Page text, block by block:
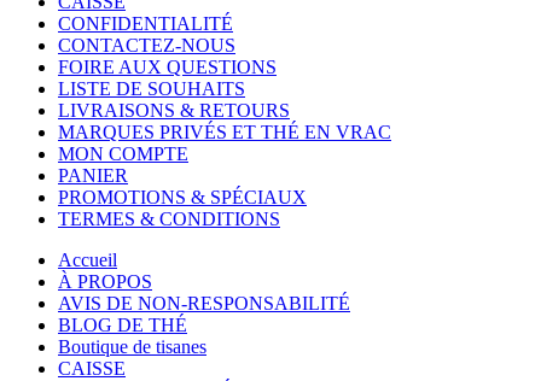
CONFIDENTIALITÉ
CONTACTEZ-NOUS
FOIRE AUX QUESTIONS
LISTE DE SOUHAITS
LIVRAISONS & RETOURS
MARQUES PRIVÉS ET THÉ EN VRAC
MON COMPTE
PANIER
PROMOTIONS & SPÉCIAUX
TERMES & CONDITIONS
Accueil
À PROPOS
AVIS DE NON-RESPONSABILITÉ
BLOG DE THÉ
Boutique de tisanes
CAISSE